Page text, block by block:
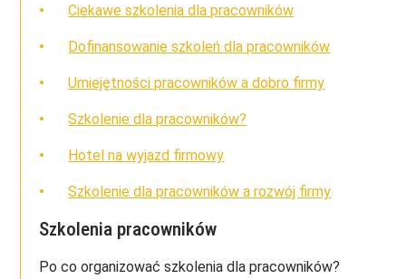
Ciekawe szkolenia dla pracowników
Dofinansowanie szkoleń dla pracowników
Umiejętności pracowników a dobro firmy
Szkolenie dla pracowników?
Hotel na wyjazd firmowy
Szkolenie dla pracowników a rozwój firmy
Szkolenia pracowników
Po co organizować szkolenia dla pracowników?